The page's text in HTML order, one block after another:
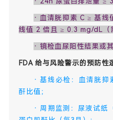
· 血清胱抑素 C ≥ 基线
线值 2 倍且 ≥ 0.3 mg/dL（
· 镜检血尿阳性结果或
FDA 给与风险警示的预防性
·基线必检：血清胱抑
酐比值；
· 周期监测：尿液试纸